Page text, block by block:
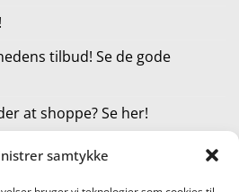
samtykke
tilbud! Se de gode
at shoppe? Se her!